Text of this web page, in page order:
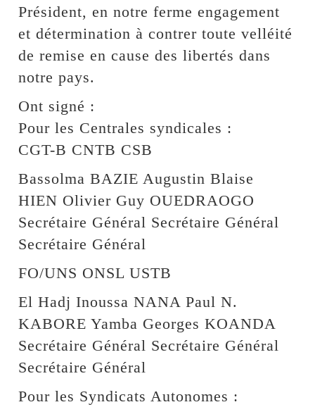
Président, en notre ferme engagement
et détermination à contrer toute velléité
de remise en cause des libertés dans
notre pays.
Ont signé :
Pour les Centrales syndicales :
CGT-B CNTB CSB
Bassolma BAZIE Augustin Blaise
HIEN Olivier Guy OUEDRAOGO
Secrétaire Général Secrétaire Général
Secrétaire Général
FO/UNS ONSL USTB
El Hadj Inoussa NANA Paul N.
KABORE Yamba Georges KOANDA
Secrétaire Général Secrétaire Général
Secrétaire Général
Pour les Syndicats Autonomes :